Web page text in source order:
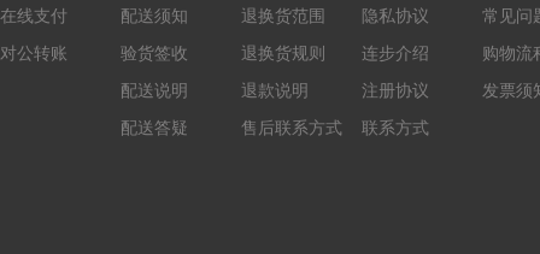
在线支付
对公转账
配送须知
验货签收
配送说明
配送答疑
退换货范围
退换货规则
退款说明
售后联系方式
隐私协议
连步介绍
注册协议
联系方式
常见问
购物流
发票须